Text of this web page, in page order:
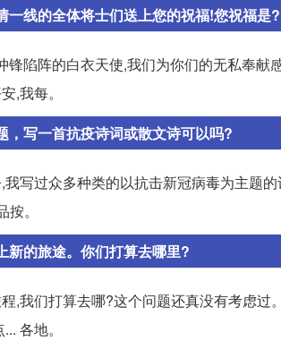
一线的全体将士们送上您的祝福!您祝福是?
锋陷阵的白衣天使,我们为你们的无私奉
,我每。
，写一首抗疫诗词或散文诗可以吗?
写过众多种类的以抗击新冠病毒为主题
。
新的旅途。你们打算去哪里?
,我们打算去哪?这个问题还真没有考虑
各地。